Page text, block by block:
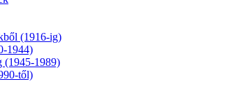
(1916-ig)
1944)
(1945-1989)
től)